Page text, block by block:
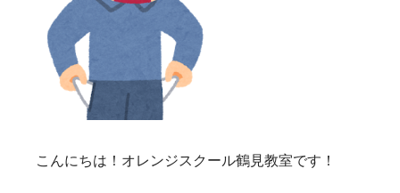
こんにちは！オレンジスクール鶴見教室です！